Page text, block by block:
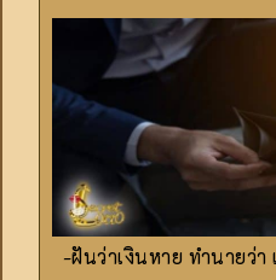
-ฝันว่าเงินหาย ทำนายว่